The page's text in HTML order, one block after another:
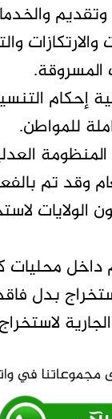
المسروقة.
إحكام
للمواطن.
وقد تم
محليات
بدل